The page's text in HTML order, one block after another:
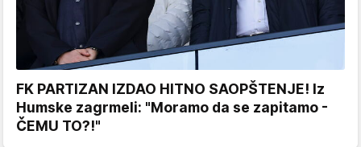
FK PARTIZAN IZDAO HITNO SAOPŠTENJE! Iz
Humske zagrmeli: "Moramo da se zapitamo -
ČEMU TO?!"